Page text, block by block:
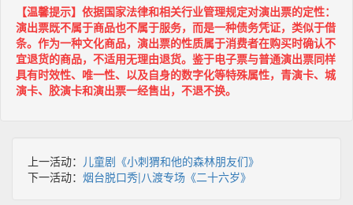
【温馨提示】依据国家法律和相关行业管理规定对演出票的定性：
演出票既不属于商品也不属于服务，而是一种债务凭证，类似于借
条。作为一种文化商品，演出票的性质属于消费者在购买时确认不
宜退货的商品，不适用无理由退货。鉴于电子票与普通演出票同样
具有时效性、唯一性、以及自身的数字化等特殊属性，青演卡、城
演卡、胶演卡和演出票一经售出，不退不换。
上一活动： 儿童剧《小刺猬和他的森林朋友们》
下一活动： 烟台脱口秀|八渡专场《二十六岁》